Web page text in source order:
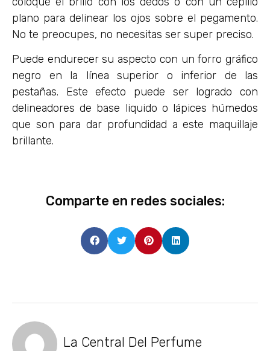
plano para delinear los ojos sobre el pegamento.
No te preocupes, no necesitas ser super preciso.
Puede endurecer su aspecto con un forro gráfico
negro en la línea superior o inferior de las
pestañas. Este efecto puede ser logrado con
delineadores de base liquido o lápices húmedos
que son para dar profundidad a este maquillaje
brillante.
Comparte en redes sociales:
La Central Del Perfume